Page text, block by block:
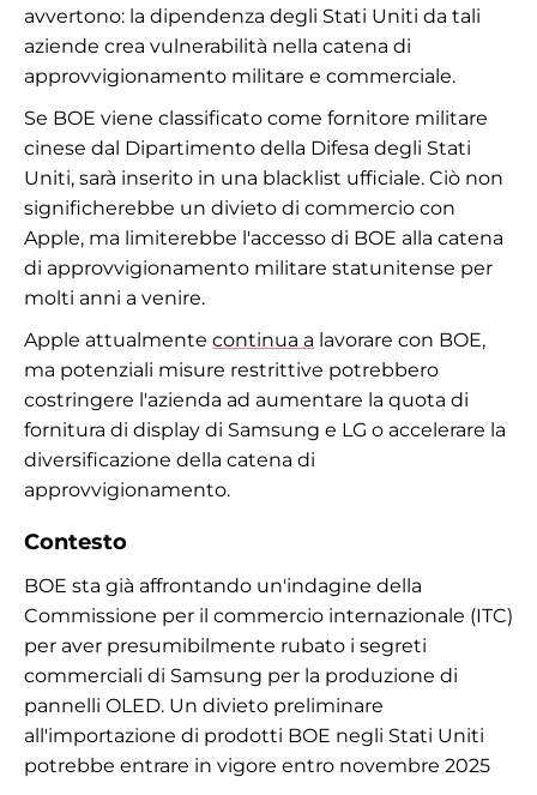
avvertono: la dipendenza degli Stati Uniti da tali
aziende crea vulnerabilità nella catena di
approvvigionamento militare e commerciale.
Se BOE viene classificato come fornitore militare
cinese dal Dipartimento della Difesa degli Stati
Uniti, sarà inserito in una blacklist ufficiale. Ciò non
significherebbe un divieto di commercio con
Apple, ma limiterebbe l'accesso di BOE alla catena
di approvvigionamento militare statunitense per
molti anni a venire.
Apple attualmente continua a lavorare con BOE,
ma potenziali misure restrittive potrebbero
costringere l'azienda ad aumentare la quota di
fornitura di display di Samsung e LG o accelerare la
diversificazione della catena di
approvvigionamento.
Contesto
BOE sta già affrontando un'indagine della
Commissione per il commercio internazionale (ITC)
per aver presumibilmente rubato i segreti
commerciali di Samsung per la produzione di
pannelli OLED. Un divieto preliminare
all'importazione di prodotti BOE negli Stati Uniti
potrebbe entrare in vigore entro novembre 2025